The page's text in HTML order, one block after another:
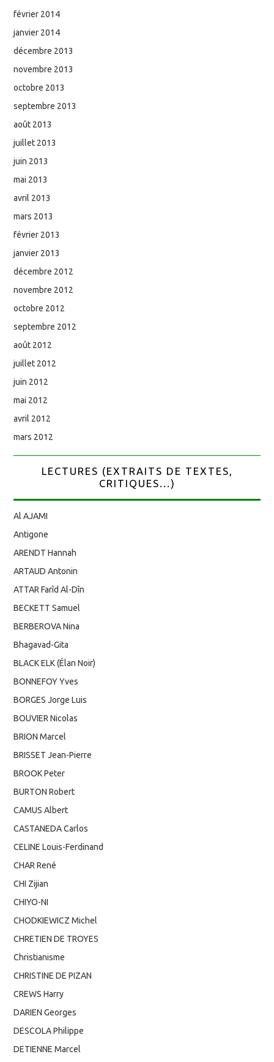
février 2014
janvier 2014
décembre 2013
novembre 2013
octobre 2013
septembre 2013
août 2013
juillet 2013
juin 2013
mai 2013
avril 2013
mars 2013
février 2013
janvier 2013
décembre 2012
novembre 2012
octobre 2012
septembre 2012
août 2012
juillet 2012
juin 2012
mai 2012
avril 2012
mars 2012
LECTURES (EXTRAITS DE TEXTES,
CRITIQUES...)
Al AJAMI
Antigone
ARENDT Hannah
ARTAUD Antonin
ATTAR Farîd Al-Dîn
BECKETT Samuel
BERBEROVA Nina
Bhagavad-Gita
BLACK ELK (Élan Noir)
BONNEFOY Yves
BORGES Jorge Luis
BOUVIER Nicolas
BRION Marcel
BRISSET Jean-Pierre
BROOK Peter
BURTON Robert
CAMUS Albert
CASTANEDA Carlos
CELINE Louis-Ferdinand
CHAR René
CHI Zijian
CHIYO-NI
CHODKIEWICZ Michel
CHRETIEN DE TROYES
Christianisme
CHRISTINE DE PIZAN
CREWS Harry
DARIEN Georges
DESCOLA Philippe
DETIENNE Marcel